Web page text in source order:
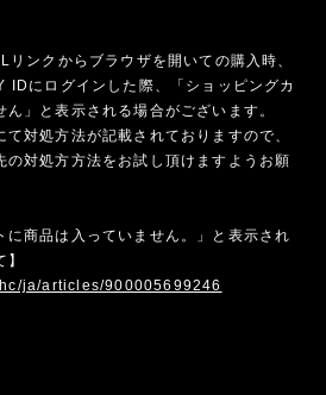
ンクからブラウザを開いての購入時、
IDにログインした際、「ショッピングカ
」と表示される場合がございます。
対処方法が記載されておりますので、
の対処方方法をお試し頂けますようお願
商品は入っていません。」と表示され
ja/articles/900005699246